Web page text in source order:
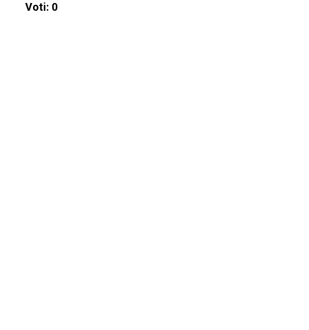
Voti: 0